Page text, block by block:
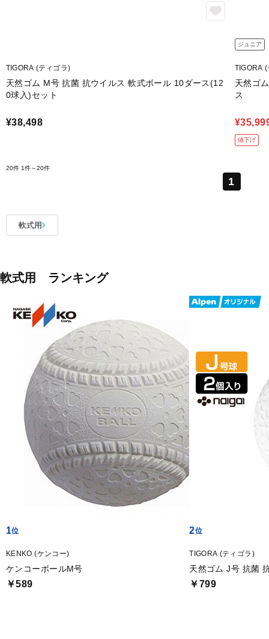
TIGORA (ティゴラ)
天然ゴム M号 抗菌 抗ウイルス 軟式ボール 10ダース(12
0球入)セット
¥38,498
ジュニア
TIGORA
天然ゴ
ス
値下げ
20件 1件～20件
1
軟式用
軟式用 ランキング
1
KENKO (ケンコー)
ケンコーボールM号
￥589
2
TIGORA (ティゴラ)
天然ゴム J号 抗菌
￥799